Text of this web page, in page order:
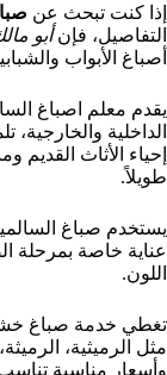
إذا كنت تبحث عن
التفاصيل، فإنأبو
أصباغ الأبواب
يقدم معلم اصباغ
الداخلية
إحياء الأثاث القديم
طويلاً.
يستخدم صباغ
عناية خاصة بمرحلة
اللون.
تغطي خدمة صباغ
مثل الرميثية،
وأسعار مناسبة